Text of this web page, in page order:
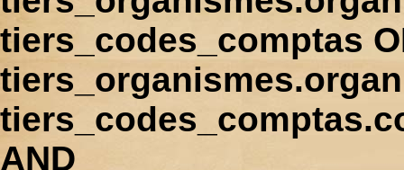
tiers_codes_comptas
AND